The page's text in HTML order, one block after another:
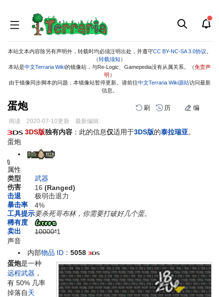
本站文本内容除另有声明外，转载时均必须注明出处，并遵守CC BY-NC-SA 3.0协议
（转载须知 ）
本站是中文Terraria Wiki的镜像站，与Re-Logic、Gamepedia没有从属关系。（免责声
明 ）
由于镜像同步脚本的问题，本镜像站暂停更新。请前往中文Terraria Wiki源站访问最新
信息。
蛋炮 刷 历 编
阅读 2020-07-10更新 最新编辑:
跳
到
航
跳
到
索
3DS版独有内容 ：此的信息仅适用于3DS版的泰拉瑞亚。
蛋炮
属性
类型
武器
伤害
16 (Ranged)
击退
极弱击退力
暴击率
4%
工具提示要杀死哥布林，你需要打破好几个蛋。
稀有度
卖出
10000*1
声音
内部物品 ID ：5058
蛋炮是一种
远程武器 ，
有 50% 几率
掉落自天